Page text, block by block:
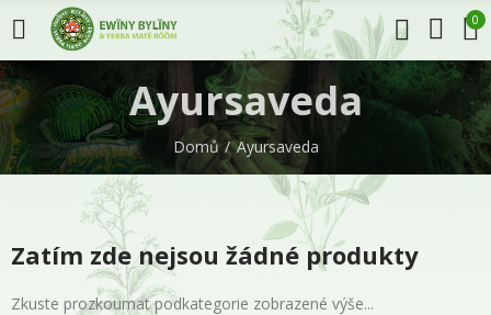
0
Ayursaveda
Domů Ayursaveda
Zatím zde nejsou žádné produkty
Zkuste prozkoumat podkategorie zobrazené výše...